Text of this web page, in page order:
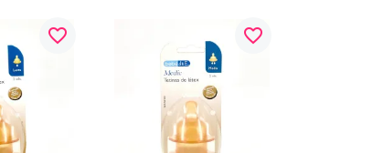
favorite_border favorite_border